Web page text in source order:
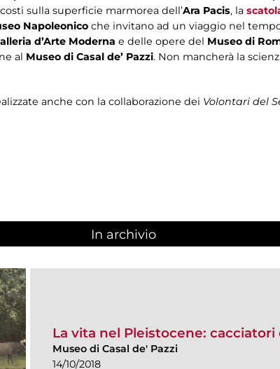
sulla superficie marmorea dell’Ara Pacis, la
Napoleonico che invitano ad un viaggio nel
d’Arte Moderna e delle opere del Museo di
al Museo di Casal de’ Pazzi. Non mancherà la
anche con la collaborazione dei Volontari del
In archivio
La vita nel Pleistocene:
Museo di Casal de' Pazzi
14/10/2018